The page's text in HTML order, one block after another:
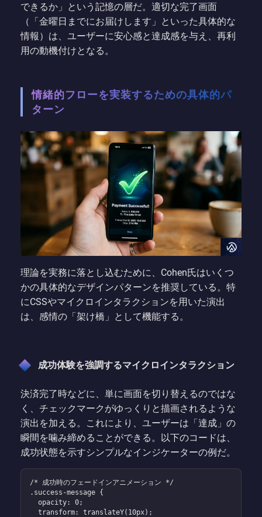
できるか」という記憶の層だ。適切な完了画面
（「金曜日までにお届けします」といった具体的な
情報）は、ユーザーに安心感と達成感を与え、再利
用の動機付けとなる。
情緒的フローを実装するための具体的パ
ターン
理論を実務に落とし込むために、Cohen氏はいくつ
かの具体的なデザインパターンを推奨している。特
にCSSやマイクロインタラクションを用いた演出
は、感情の「架け橋」として機能する。
成功体験を強調するマイクロインタラクション
決済完了時などに、単に画面を切り替えるのではな
く、チェックマークがゆっくりと描画されるような
演出を加える。これにより、ユーザーは「達成」の
瞬間を噛み締めることができる。以下のコードは、
成功状態を示すシンプルなインジケーターの例だ。
/* 成功時のフェードインアニメーション */
.success-message {
  opacity: 0;
  transform: translateY(10px);